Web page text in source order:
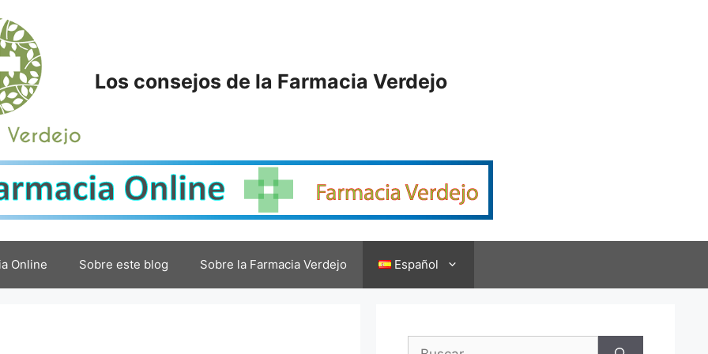
Los consejos de la Farmacia Verdejo
Online Sobre este blog Sobre la Farmacia Verdejo Español